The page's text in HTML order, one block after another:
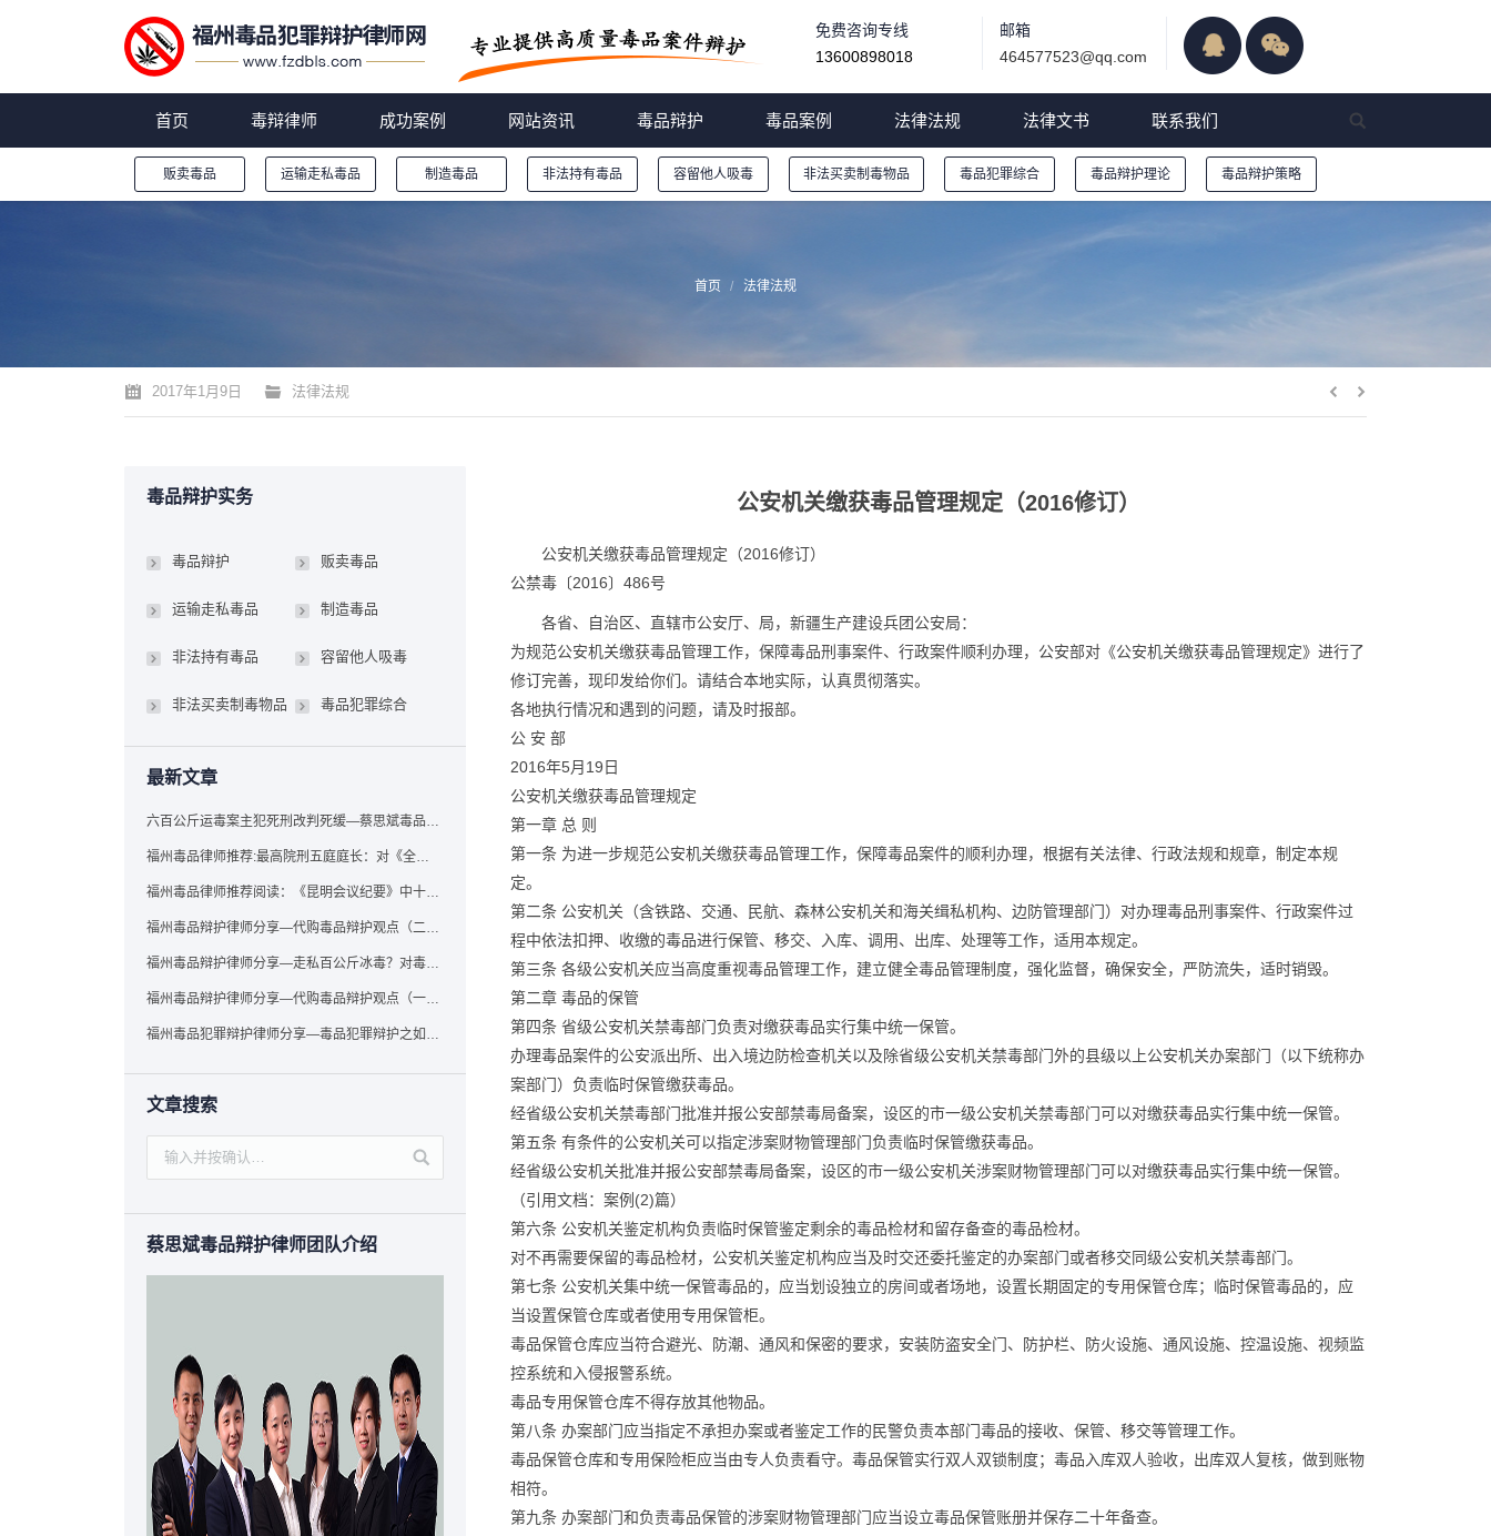
免费咨询专线
13600898018
邮箱
464577523@qq.com
首页 毒辩律师 成功案例 网站资讯 毒品辩护 毒品案例 法律法规 法律文书 联系我们
贩卖毒品 运输走私毒品 制造毒品 非法持有毒品 容留他人吸毒 非法买卖制毒物品 毒品犯罪综合 毒品辩护理论 毒品辩护策略
首页 法律法规
2017年1月9日 法律法规
公安机关缴获毒品管理规定（2016修订）
公安机关缴获毒品管理规定（2016修订）
公禁毒〔2016〕486号
各省、自治区、直辖市公安厅、局，新疆生产建设兵团公安局：
为规范公安机关缴获毒品管理工作，保障毒品刑事案件、行政案件顺利办理，公安部对《公安机关缴获毒品管理规定》进行了
修订完善，现印发给你们。请结合本地实际，认真贯彻落实。
各地执行情况和遇到的问题，请及时报部。
公 安 部
2016年5月19日
公安机关缴获毒品管理规定
第一章 总 则
第一条 为进一步规范公安机关缴获毒品管理工作，保障毒品案件的顺利办理，根据有关法律、行政法规和规章，制定本规
定。
第二条 公安机关（含铁路、交通、民航、森林公安机关和海关缉私机构、边防管理部门）对办理毒品刑事案件、行政案件过
程中依法扣押、收缴的毒品进行保管、移交、入库、调用、出库、处理等工作，适用本规定。
第三条 各级公安机关应当高度重视毒品管理工作，建立健全毒品管理制度，强化监督，确保安全，严防流失，适时销毁。
第二章 毒品的保管
第四条 省级公安机关禁毒部门负责对缴获毒品实行集中统一保管。
办理毒品案件的公安派出所、出入境边防检查机关以及除省级公安机关禁毒部门外的县级以上公安机关办案部门（以下统称办
案部门）负责临时保管缴获毒品。
经省级公安机关禁毒部门批准并报公安部禁毒局备案，设区的市一级公安机关禁毒部门可以对缴获毒品实行集中统一保管。
第五条 有条件的公安机关可以指定涉案财物管理部门负责临时保管缴获毒品。
经省级公安机关批准并报公安部禁毒局备案，设区的市一级公安机关涉案财物管理部门可以对缴获毒品实行集中统一保管。
（引用文档：案例(2)篇）
第六条 公安机关鉴定机构负责临时保管鉴定剩余的毒品检材和留存备查的毒品检材。
对不再需要保留的毒品检材，公安机关鉴定机构应当及时交还委托鉴定的办案部门或者移交同级公安机关禁毒部门。
第七条 公安机关集中统一保管毒品的，应当划设独立的房间或者场地，设置长期固定的专用保管仓库；临时保管毒品的，应
当设置保管仓库或者使用专用保管柜。
毒品保管仓库应当符合避光、防潮、通风和保密的要求，安装防盗安全门、防护栏、防火设施、通风设施、控温设施、视频监
控系统和入侵报警系统。
毒品专用保管仓库不得存放其他物品。
第八条 办案部门应当指定不承担办案或者鉴定工作的民警负责本部门毒品的接收、保管、移交等管理工作。
毒品保管仓库和专用保险柜应当由专人负责看守。毒品保管实行双人双锁制度；毒品入库双人验收，出库双人复核，做到账物
相符。
第九条 办案部门和负责毒品保管的涉案财物管理部门应当设立毒品保管账册并保存二十年备查。
毒品辩护实务
毒品辩护 贩卖毒品
运输走私毒品 制造毒品
非法持有毒品 容留他人吸毒
非法买卖制毒物品 毒品犯罪综合
最新文章
六百公斤运毒案主犯死刑改判死缓—蔡思斌毒品犯罪辩护成功案例
福州毒品律师推荐:最高院刑五庭庭长：对《全国法院毒品案件审判工作会议纪要》的理解与适用
福州毒品律师推荐阅读：《昆明会议纪要》中十个“意想不到”的规定
福州毒品辩护律师分享—代购毒品辩护观点（二）——“牟利”之辩
福州毒品辩护律师分享—走私百公斤冰毒？对毒品缺失型走私毒品罪案件，该如何有效辩护
福州毒品辩护律师分享—代购毒品辩护观点（一）——“真假”之辩
福州毒品犯罪辩护律师分享—毒品犯罪辩护之如何提炼言辞证据
文章搜索
蔡思斌毒品辩护律师团队介绍